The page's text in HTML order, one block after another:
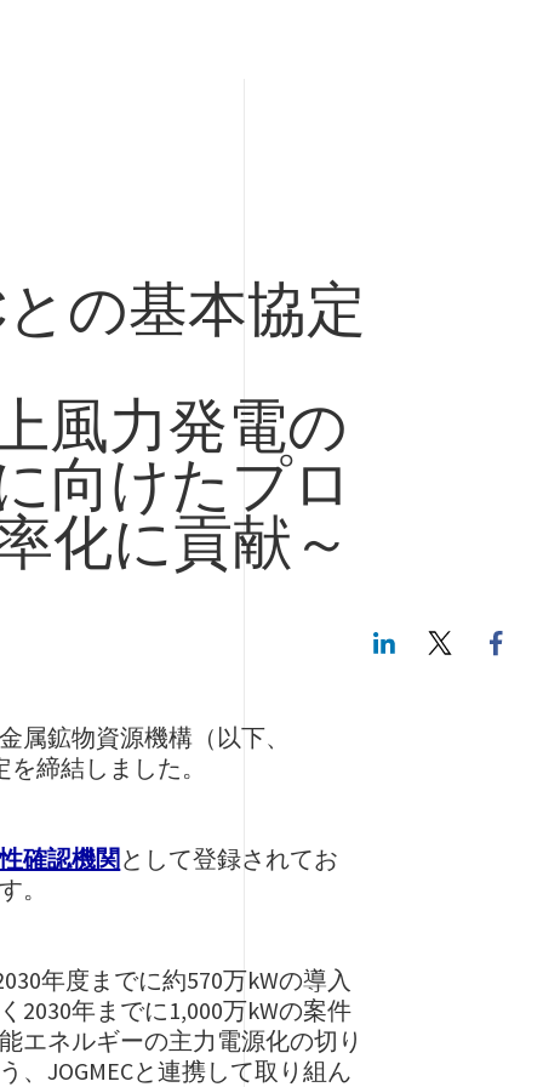
の基本協定
風力発電の
向けたプロ
化に貢献～
LinkedIn
属鉱物資源機構（以下、
締結しました。
確認機関として登録されてお
。
年度までに約570万kWの導入
2030年までに1,000万kWの案件
エネルギーの主力電源化の切り
JOGMECと連携して取り組ん